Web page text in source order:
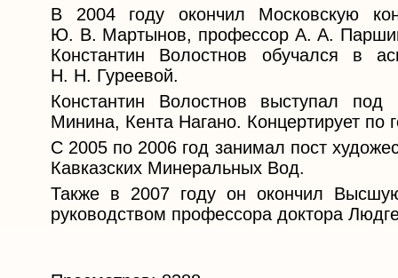
В 2004 году окончил Московскую
Ю. В. Мартынов, профессор А. А.
Константин Волостнов обучался в
Н. Н. Гуреевой.
Константин Волостнов выступал
Минина, Кента Нагано. Концертирует по
С 2005 по 2006 год занимал пост
Кавказских Минеральных Вод.
Также в 2007 году он окончил
руководством профессора доктора